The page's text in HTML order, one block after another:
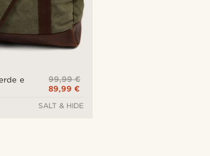
e
99,99 €
89,99 €
SALT & HIDE